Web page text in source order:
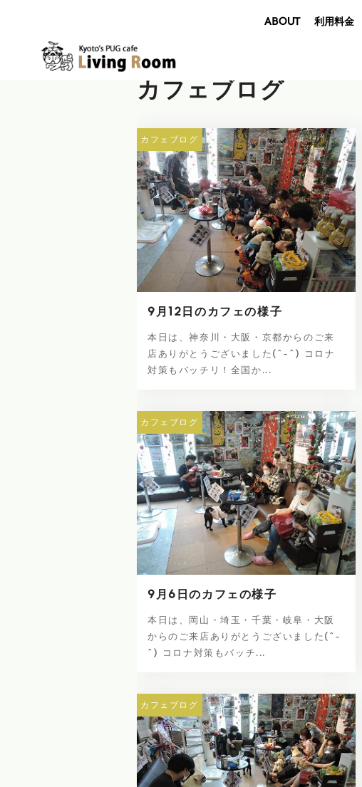
ABOUT 利用料金
カフェブログ
カフェブログ
9月12日のカフェの様子
本日は、神奈川・大阪・京都からのご来
店ありがとうございました(^-^) コロナ
対策もバッチリ！全国か...
カフェブログ
9月6日のカフェの様子
本日は、岡山・埼玉・千葉・岐阜・大阪
からのご来店ありがとうございました(^-
^) コロナ対策もバッチ...
カフェブログ